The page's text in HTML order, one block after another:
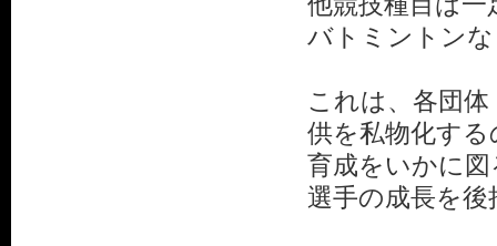
バトミントン
これは、各団
供を私物化す
育成をいかに
選手の成長を